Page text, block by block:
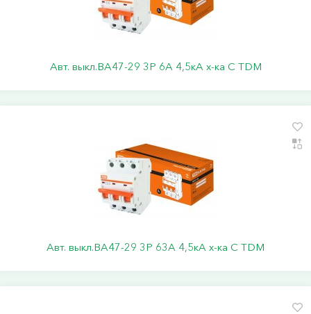
Авт. выкл.ВА47-29 3Р 6А 4,5кА х-ка С TDM
Авт. выкл.ВА47-29 3Р 63А 4,5кА х-ка С TDM